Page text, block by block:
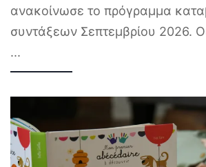
ανακοίνωσε το πρόγραμμα
συντάξεων Σεπτεμβρίου 2026.
...